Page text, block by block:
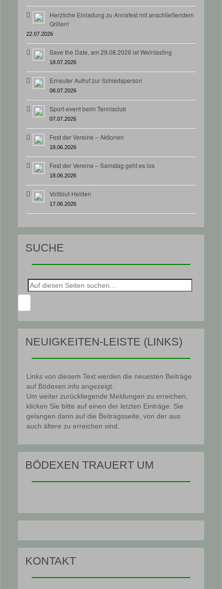
Herzliche Einladung zu Annafest mit anschließendem
Grillen!
22.07.2026
Save the Date, am 29.08.2026 ist Weintasting
18.07.2026
Erneuter Aufruf zur Schiedsperson
08.07.2026
Sport-event beim Tennisclub
07.07.2026
Fest der Vereine – Aktionen
18.06.2026
Fest der Vereine – Samstag geht es los
18.06.2026
Vollblut-Helden
17.06.2026
SUCHE
Suche
nach:
NEUIGKEITEN-LEISTE (LINKS)
Links von diesem Text werden die neuesten Beiträge
auf Bödexen.info angezeigt.
Um weiter zurückliegende Meldungen zu erreichen,
klicken Sie bitte auf einen der letzten Einträge. Sie
gelangen dann auf die Beitragsseite, von der aus
auch ältere zu erreichen sind.
BÖDEXEN TRAUERT UM
KONTAKT